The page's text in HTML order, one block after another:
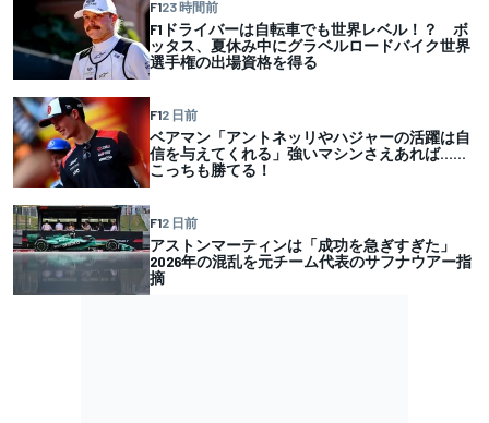
F123 時間前
F1ドライバーは自転車でも世界レベル！？ ボ
ッタス、夏休み中にグラベルロードバイク世界
選手権の出場資格を得る
F12 日前
ベアマン「アントネッリやハジャーの活躍は自
信を与えてくれる」強いマシンさえあれば……
こっちも勝てる！
F12 日前
アストンマーティンは「成功を急ぎすぎた」
2026年の混乱を元チーム代表のサフナウアー指
摘